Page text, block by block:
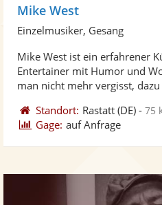
Mike West
Einzelmusiker, Gesang
Mike West ist ein erfahrener
Entertainer mit Humor und
man nicht mehr vergisst, dazu
Standort: Rastatt (DE) -75
Gage: auf Anfrage